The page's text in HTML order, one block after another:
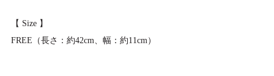
【 Size 】
FREE（長さ：約42cm、幅：約11cm）